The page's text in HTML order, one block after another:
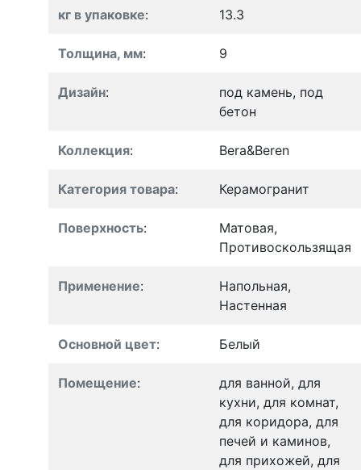
кг в упаковке: 13.3
Толщина, мм: 9
Дизайн:
под камень, под
бетон
Коллекция: Bera&Beren
Категория товара: Керамогранит
Поверхность:
Матовая,
Противоскользящая
Применение:
Напольная,
Настенная
Основной цвет: Белый
Помещение:
для ванной, для
кухни, для комнат,
для коридора, для
печей и каминов,
для прихожей, для